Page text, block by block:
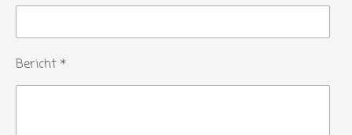
Bericht *